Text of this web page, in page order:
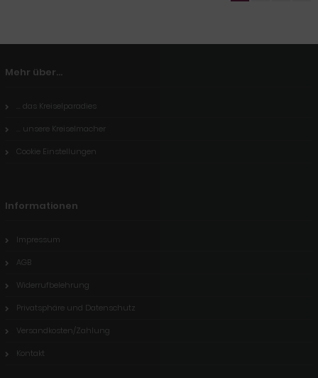
Mehr über...
... das Kreiselparadies
... unsere Kreiselmacher
Cookie Einstellungen
Informationen
Impressum
AGB
Widerrufbelehrung
Privatsphäre und Datenschutz
Versandkosten/Zahlung
Kontakt